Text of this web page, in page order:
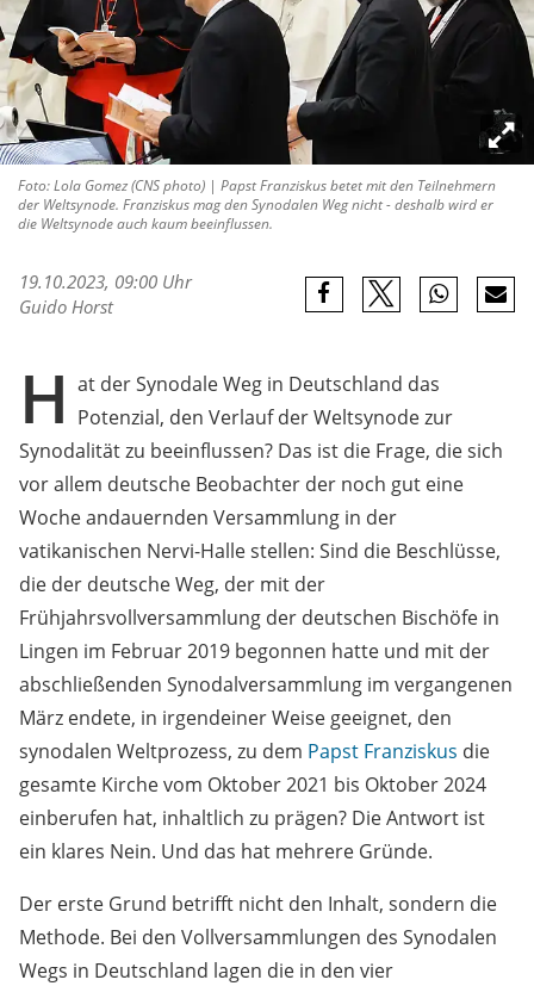
Foto: Lola Gomez (CNS photo) | Papst Franziskus betet mit den Teilnehmern
der Weltsynode. Franziskus mag den Synodalen Weg nicht - deshalb wird er
die Weltsynode auch kaum beeinflussen.
19.10.2023, 09:00 Uhr
Guido Horst
H at der Synodale Weg in Deutschland das
Potenzial, den Verlauf der Weltsynode zur
Synodalität zu beeinflussen? Das ist die Frage, die sich
vor allem deutsche Beobachter der noch gut eine
Woche andauernden Versammlung in der
vatikanischen Nervi-Halle stellen: Sind die Beschlüsse,
die der deutsche Weg, der mit der
Frühjahrsvollversammlung der deutschen Bischöfe in
Lingen im Februar 2019 begonnen hatte und mit der
abschließenden Synodalversammlung im vergangenen
März endete, in irgendeiner Weise geeignet, den
synodalen Weltprozess, zu dem Papst Franziskus die
gesamte Kirche vom Oktober 2021 bis Oktober 2024
einberufen hat, inhaltlich zu prägen? Die Antwort ist
ein klares Nein. Und das hat mehrere Gründe.
Der erste Grund betrifft nicht den Inhalt, sondern die
Methode. Bei den Vollversammlungen des Synodalen
Wegs in Deutschland lagen die in den vier